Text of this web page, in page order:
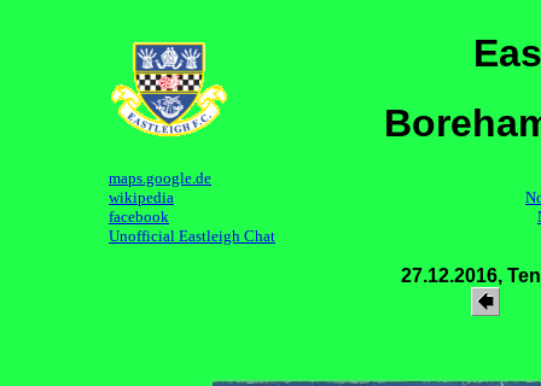
maps.google.de
wikipedia
facebook
Unofficial Eastleigh Chat
27.12.2016,